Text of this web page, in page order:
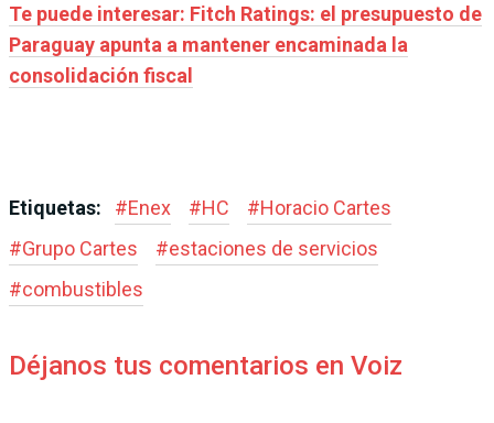
Te puede interesar: Fitch Ratings: el presupuesto de
Paraguay apunta a mantener encaminada la
consolidación fiscal
Etiquetas: #Enex #HC #Horacio Cartes
#Grupo Cartes #estaciones de servicios
#combustibles
Déjanos tus comentarios en Voiz